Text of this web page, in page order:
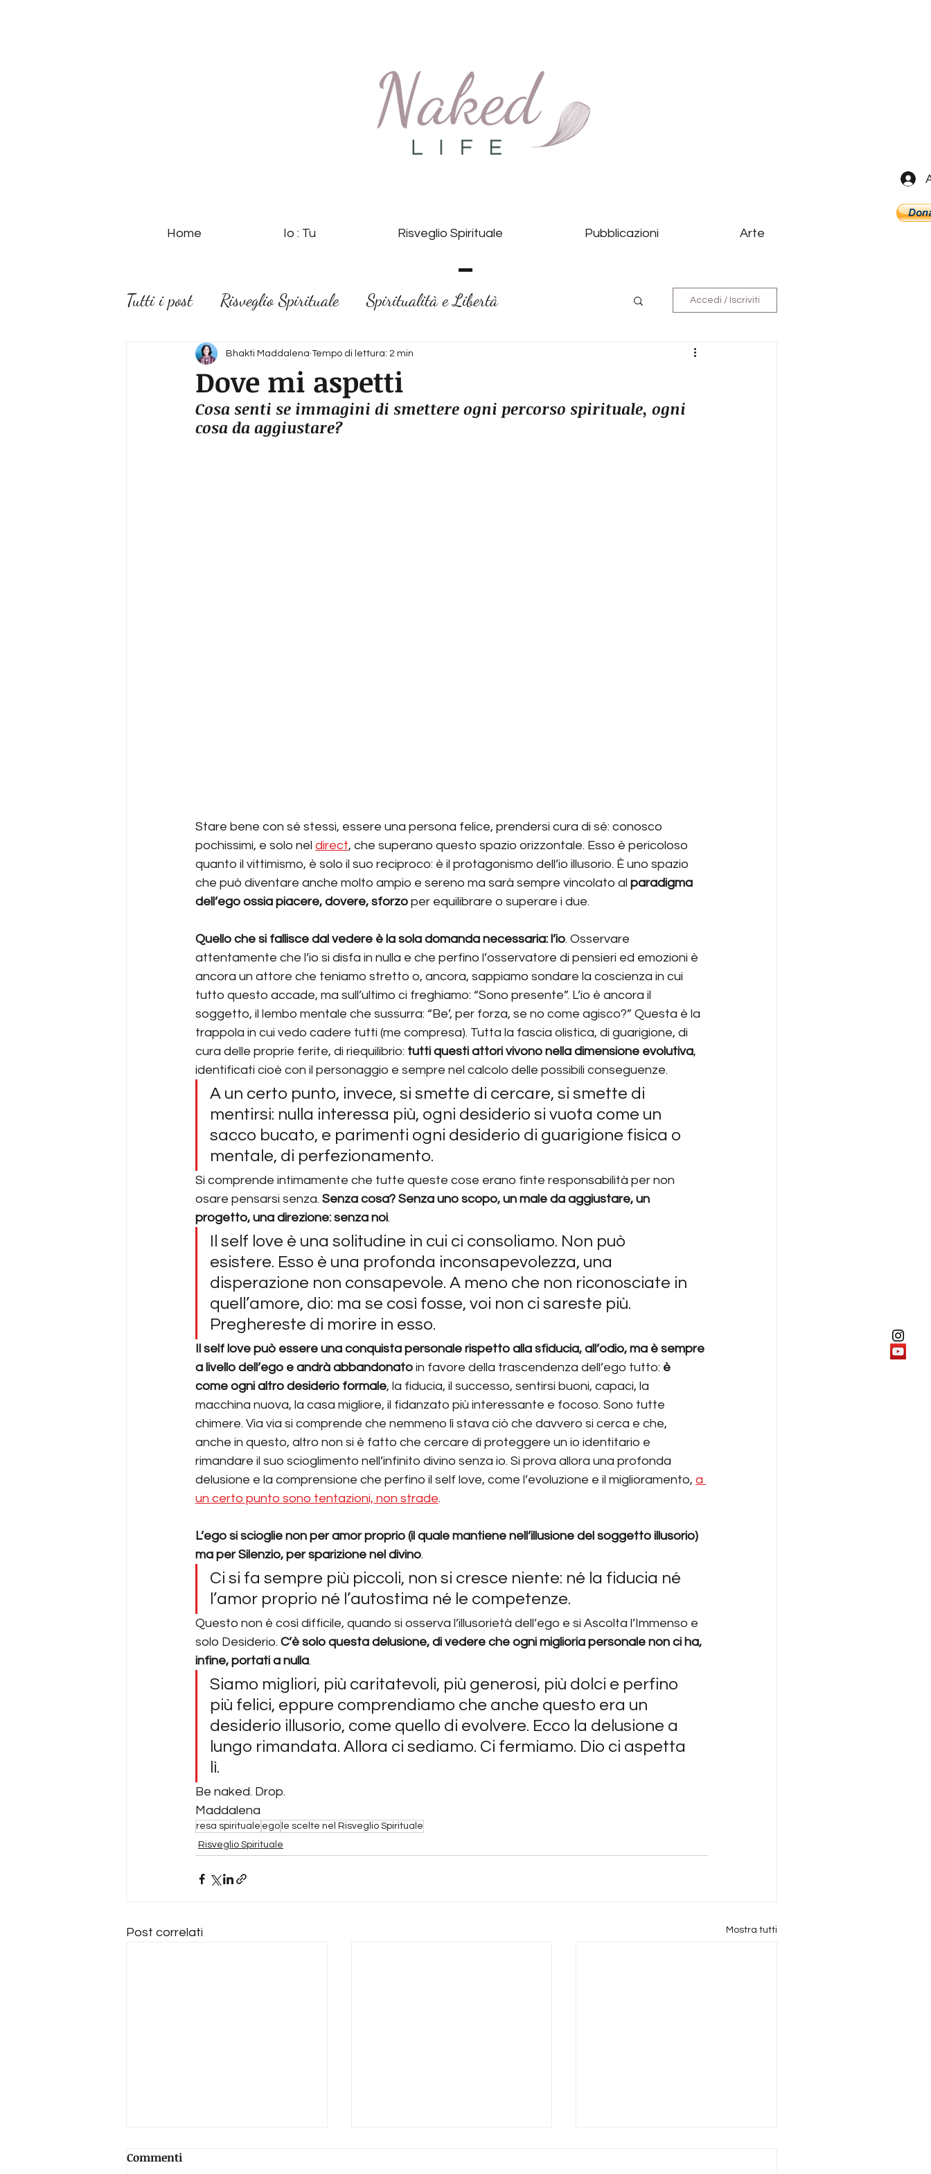
Home Io : Tu Risveglio Spirituale Pubblicazioni Arte
Tutti i post Risveglio Spirituale Spiritualità e Libertà Accedi / Iscriviti
Dove mi aspetti
Bhakti Maddalena Tempo di lettura: 2 min
Cosa senti se immagini di smettere ogni percorso spirituale, ogni
cosa da aggiustare?
Stare bene con sé stessi, essere una persona felice, prendersi cura di sé: conosco
pochissimi, e solo nel direct, che superano questo spazio orizzontale. Esso è pericoloso
quanto il vittimismo, è solo il suo reciproco: è il protagonismo dell’io illusorio. È uno spazio
che può diventare anche molto ampio e sereno ma sarà sempre vincolato al paradigma
dell’ego ossia piacere, dovere, sforzo per equilibrare o superare i due.
Quello che si fallisce dal vedere è la sola domanda necessaria: l’io. Osservare
attentamente che l’io si disfa in nulla e che perfino l’osservatore di pensieri ed emozioni è
ancora un attore che teniamo stretto o, ancora, sappiamo sondare la coscienza in cui
tutto questo accade, ma sull’ultimo ci freghiamo: “Sono presente”. L’io è ancora il
soggetto, il lembo mentale che sussurra: “Be’, per forza, se no come agisco?” Questa è la
trappola in cui vedo cadere tutti (me compresa). Tutta la fascia olistica, di guarigione, di
cura delle proprie ferite, di riequilibrio: tutti questi attori vivono nella dimensione evolutiva,
identificati cioè con il personaggio e sempre nel calcolo delle possibili conseguenze.
A un certo punto, invece, si smette di cercare, si smette di
mentirsi: nulla interessa più, ogni desiderio si vuota come un
sacco bucato, e parimenti ogni desiderio di guarigione fisica o
mentale, di perfezionamento.
Si comprende intimamente che tutte queste cose erano finte responsabilità per non
osare pensarsi senza. Senza cosa? Senza uno scopo, un male da aggiustare, un
progetto, una direzione: senza noi.
Il self love è una solitudine in cui ci consoliamo. Non può
esistere. Esso è una profonda inconsapevolezza, una
disperazione non consapevole. A meno che non riconosciate in
quell’amore, dio: ma se così fosse, voi non ci sareste più.
Preghereste di morire in esso.
Il self love può essere una conquista personale rispetto alla sfiducia, all’odio, ma è sempre
a livello dell’ego e andrà abbandonato in favore della trascendenza dell’ego tutto: è
come ogni altro desiderio formale, la fiducia, il successo, sentirsi buoni, capaci, la
macchina nuova, la casa migliore, il fidanzato più interessante e focoso. Sono tutte
chimere. Via via si comprende che nemmeno lì stava ciò che davvero si cerca e che,
anche in questo, altro non si è fatto che cercare di proteggere un io identitario e
rimandare il suo scioglimento nell’infinito divino senza io. Si prova allora una profonda
delusione e la comprensione che perfino il self love, come l’evoluzione e il miglioramento, a
un certo punto sono tentazioni, non strade.
L’ego si scioglie non per amor proprio (il quale mantiene nell’illusione del soggetto illusorio)
ma per Silenzio, per sparizione nel divino.
Ci si fa sempre più piccoli, non si cresce niente: né la fiducia né
l’amor proprio né l’autostima né le competenze.
Questo non è così difficile, quando si osserva l’illusorietà dell’ego e si Ascolta l’Immenso e
solo Desiderio. C’è solo questa delusione, di vedere che ogni miglioria personale non ci ha,
infine, portati a nulla.
Siamo migliori, più caritatevoli, più generosi, più dolci e perfino
più felici, eppure comprendiamo che anche questo era un
desiderio illusorio, come quello di evolvere. Ecco la delusione a
lungo rimandata. Allora ci sediamo. Ci fermiamo. Dio ci aspetta
lì.
Be naked. Drop.
Maddalena
resa spirituale ego le scelte nel Risveglio Spirituale
Risveglio Spirituale
Post correlati Mostra tutti
Commenti